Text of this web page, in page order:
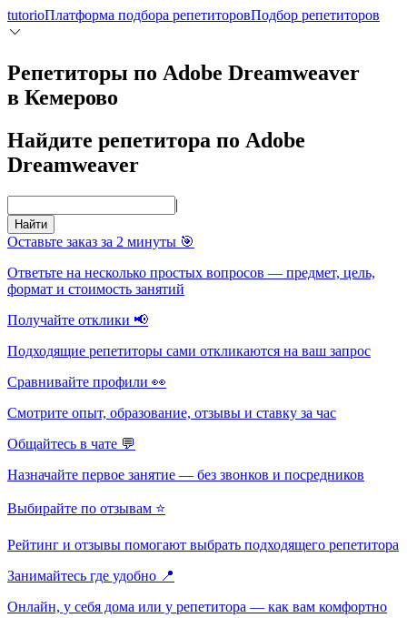
tutorioПлатформа подбора репетиторовПодбор репетиторов
Репетиторы по Adobe Dreamweaver
в Кемерово
Найдите репетитора по Adobe
Dreamweaver
|
Найти
Оставьте заказ за 2 минуты 🎯
Ответьте на несколько простых вопросов — предмет, цель,
формат и стоимость занятий
Получайте отклики 📢
Подходящие репетиторы сами откликаются на ваш запрос
Сравнивайте профили 👀
Смотрите опыт, образование, отзывы и ставку за час
Общайтесь в чате 💬
Назначайте первое занятие — без звонков и посредников
Выбирайте по отзывам ⭐
Рейтинг и отзывы помогают выбрать подходящего репетитора
Занимайтесь где удобно 📍
Онлайн, у себя дома или у репетитора — как вам комфортно